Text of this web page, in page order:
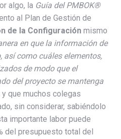
algo, la Guía del PMBOK®
al Plan de Gestión de
de la Configuración mismo
en que la información de
así como cuáles elementos,
de modo que el
del proyecto se mantenga
y que muchos colegas
sin considerar, sabiéndolo
importante labor puede
del presupuesto total del